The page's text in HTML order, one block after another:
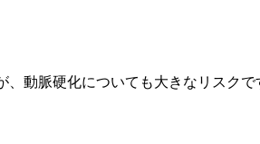
動脈硬化についても大きなリスク